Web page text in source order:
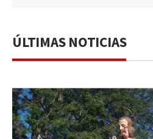
ÚLTIMAS NOTICIAS